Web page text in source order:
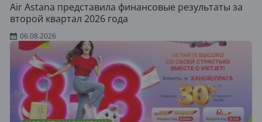
Air Astana представила финансовые результаты за
второй квартал 2026 года
06.08.2026